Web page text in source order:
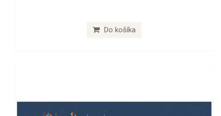
Do košíka